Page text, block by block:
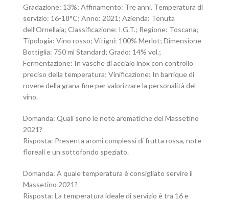
Gradazione: 13%; Affinamento: Tre anni. Temperatura di
servizio: 16-18°C; Anno: 2021; Azienda: Tenuta
dell’Ornellaia; Classificazione: I.G.T.; Regione: Toscana;
Tipologia: Vino rosso; Vitigni: 100% Merlot; Dimensione
Bottiglia: 750 ml Standard; Grado: 14% vol.;
Fermentazione: In vasche di acciaio inox con controllo
preciso della temperatura; Vinificazione: In barrique di
rovere della grana fine per valorizzare la personalità del
vino.
Domanda: Quali sono le note aromatiche del Massetino
2021?
Risposta: Presenta aromi complessi di frutta rossa, note
floreali e un sottofondo speziato.
Domanda: A quale temperatura è consigliato servire il
Massetino 2021?
Risposta: La temperatura ideale di servizio è tra 16 e